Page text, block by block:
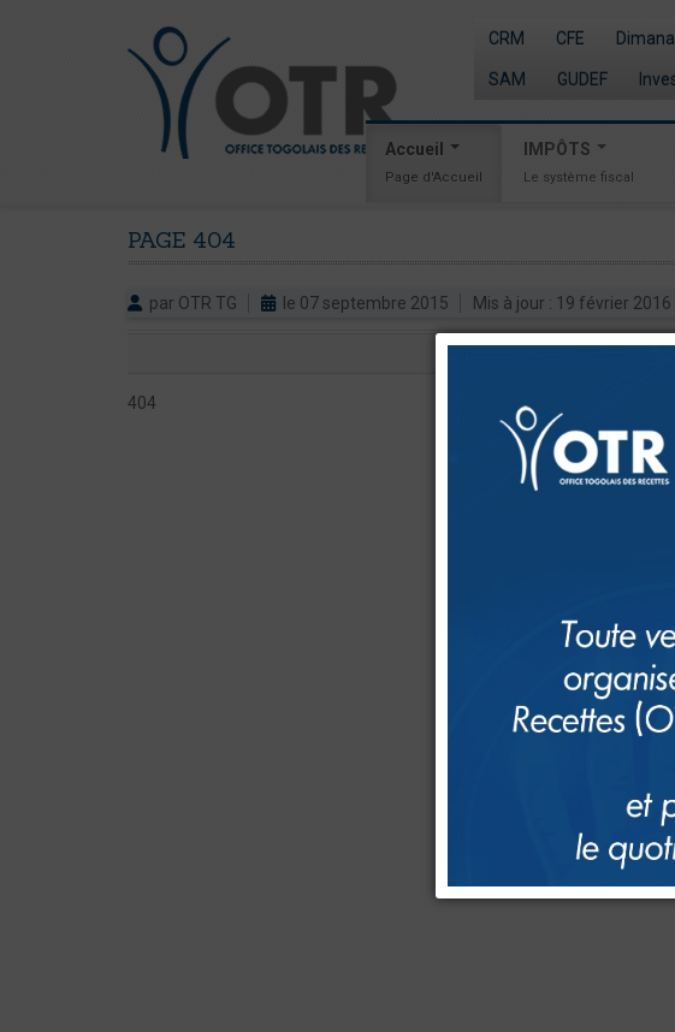
CRM CFE Dimana
SAM GUDEF
Accueil
Page d'Accueil
IMPÔTS
Le système fiscal
PAGE 404
par OTR TG le 07 septembre 2015 Mis à jour : 19 février 2016
404
Page Non
La page à
Rechercher